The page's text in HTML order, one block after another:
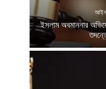
ইসলাম অবমাননার